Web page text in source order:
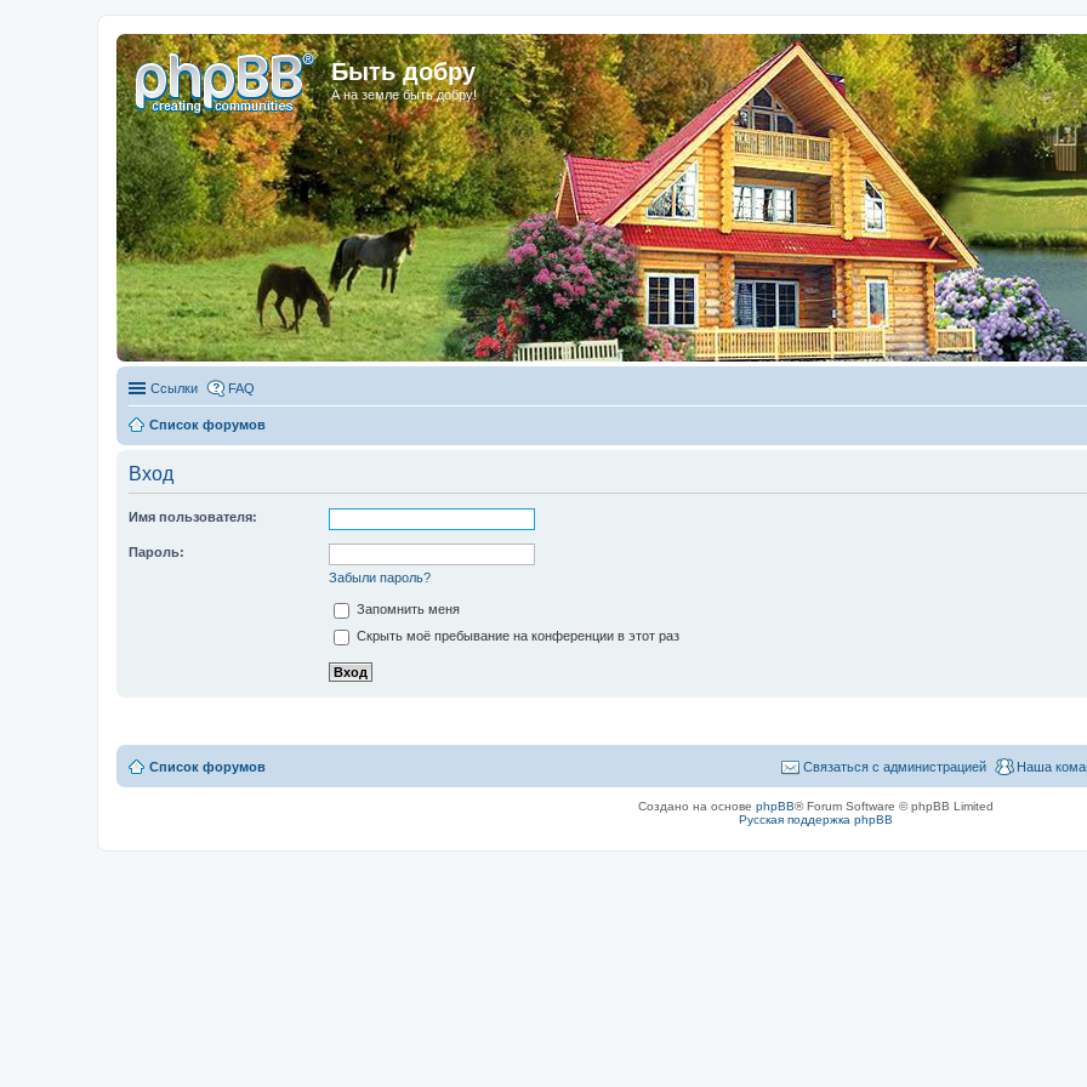
Быть добру
А на земле быть добру!
Ссылки FAQ
Список форумов
Вход
Имя пользователя:
Пароль:
Забыли пароль?
Запомнить меня
Скрыть моё пребывание на конференции в этот раз
Список форумов Наша
Связаться с администрацией
Создано на основе phpBB® Forum Software © phpBB Limited
Русская поддержка phpBB